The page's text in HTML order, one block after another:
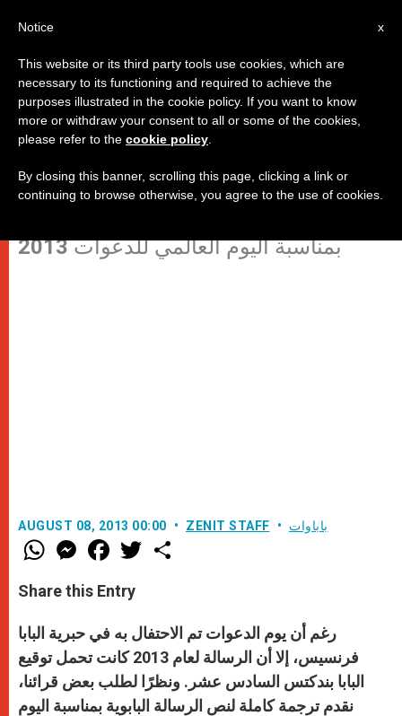
للأرشيف: الدعوات هي ثمرة اللقاء
الشخصي مع المسيح
بمناسبة اليوم العالمي للدعوات 2013
AUGUST 08, 2013 00:00 ZENIT STAFF باباوات
W
h
t
s
p
p
M
e
s
e
g
e
r
F
a
e
b
o
k
w
r
Share this Entry
رغم أن يوم الدعوات تم الاحتفال به في حبرية البابا
فرنسيس، إلا أن الرسالة لعام 2013 كانت تحمل توقيع
البابا بندكتس السادس عشر. ونظرًا لطلب بعض قرائنا،
نقدم ترجمة كاملة لنص الرسالة البابوية بمناسبة اليوم
x
Notice
This website or its third party tools use cookies, which are
necessary to its functioning and required to achieve the
purposes illustrated in the cookie policy. If you want to know
more or withdraw your consent to all or some of the cookies,
please refer to the cookie policy
By closing this banner, scrolling this page, clicking a link or
continuing to browse otherwise, you agree to the use of cookies.